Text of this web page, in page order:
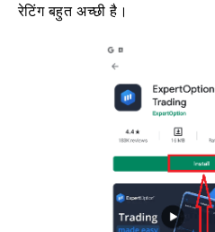
रेटिंग बहुत अच्छी है।